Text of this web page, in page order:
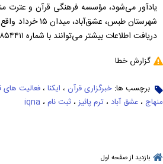
یادآور می‌شود، مؤسسه فرهنگی قرآن و عترت
شهرستان طبس،
دریافت اطلاعات بیشتر می‌توانند با شماره ۳۲۸۵۴۴۱۱ تماس حاصل کنند.
گزارش خطا
برچسب ها: خبرگزاری قرآن ، ایکنا ، فعالیت های
منهاج ، عشق آباد ، ترم پائیز ، ثبت نام ، iqna
بازدید از صفحه اول